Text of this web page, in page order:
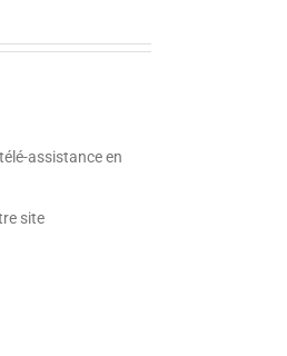
assistance en
site